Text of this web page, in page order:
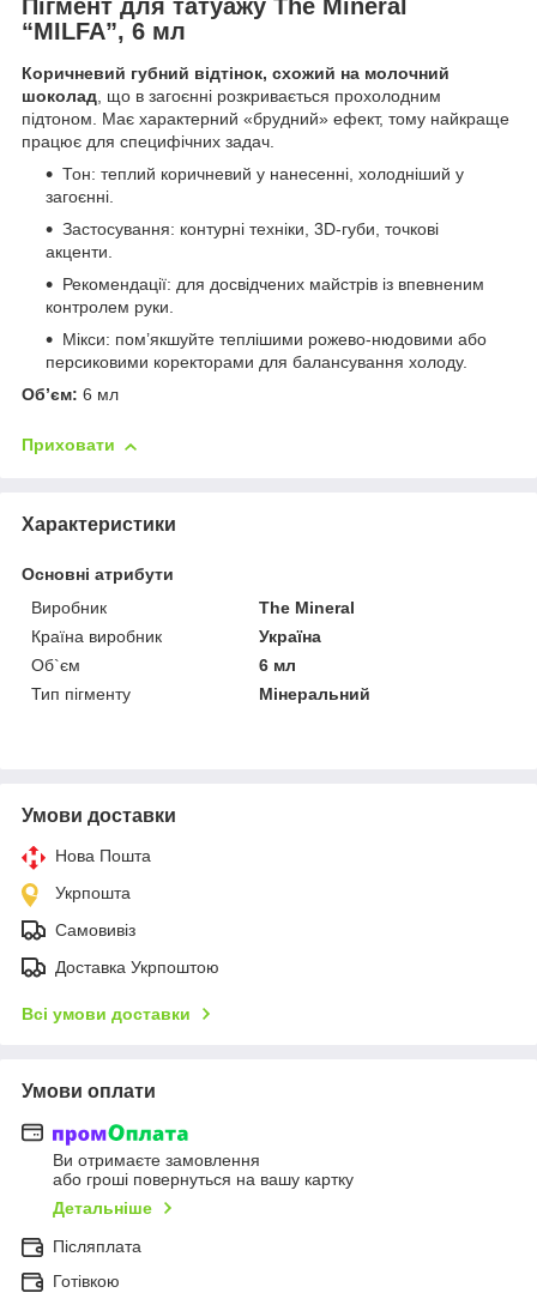
Пігмент для татуажу The Mineral
“MILFA”, 6 мл
Коричневий губний відтінок, схожий на молочний
шоколад, що в загоєнні розкривається прохолодним
підтоном. Має характерний «брудний» ефект, тому найкраще
працює для специфічних задач.
Тон: теплий коричневий у нанесенні, холодніший у
загоєнні.
Застосування: контурні техніки, 3D-губи, точкові
акценти.
Рекомендації: для досвідчених майстрів із впевненим
контролем руки.
Мікси: пом’якшуйте теплішими рожево-нюдовими або
персиковими коректорами для балансування холоду.
Об’єм: 6 мл
Приховати
Характеристики
Основні атрибути
Виробник
The Mineral
Країна виробник
Україна
Об`єм
6 мл
Тип пігменту
Мінеральний
Умови доставки
Нова Пошта
Укрпошта
Самовивіз
Доставка Укрпоштою
Всі умови доставки
Умови оплати
Ви отримаєте замовлення
або гроші повернуться на вашу картку
Детальніше
Післяплата
Готівкою